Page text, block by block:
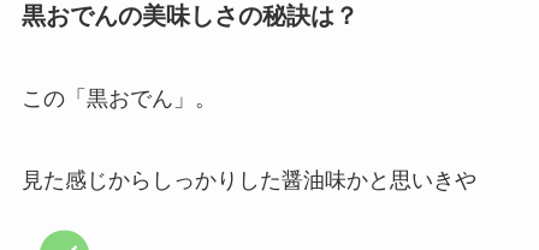
黒おでんの美味しさの秘訣は？
この「黒おでん」。
見た感じからしっかりした醤油味かと思いきや